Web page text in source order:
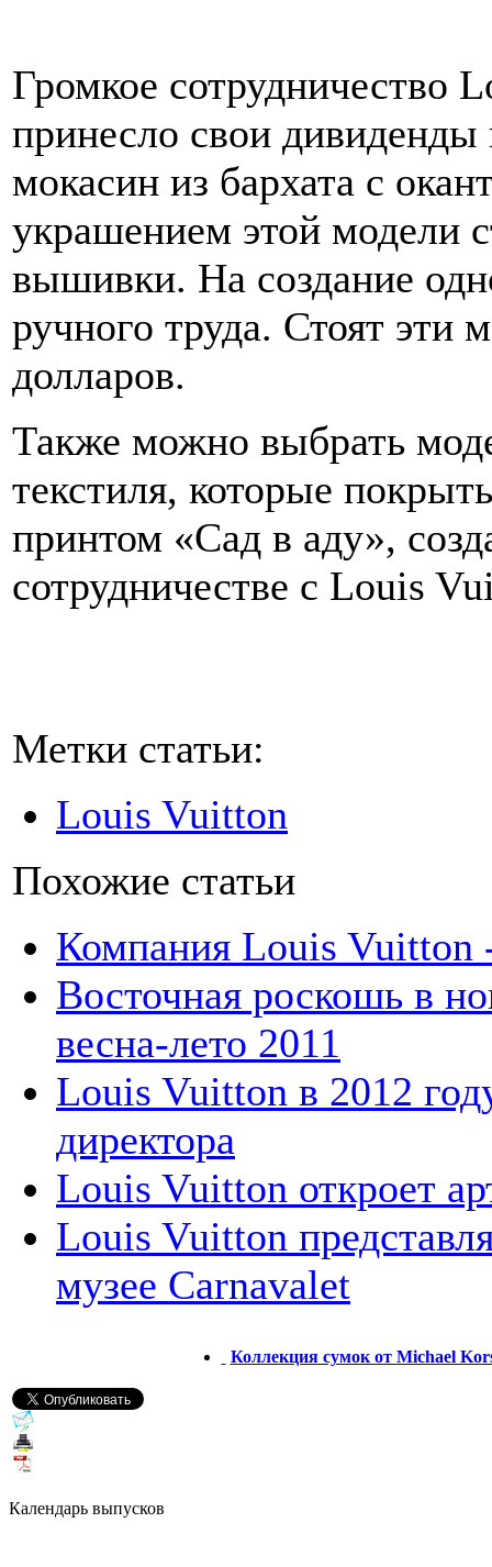
Громкое сотрудничество
принесло свои
мокасин из бархата с
украшением этой модели
вышивки. На создание
ручного труда. Стоят эти
долларов.
Также можно выбрать
текстиля, которые
принтом «Сад в аду»,
сотрудничестве с Louis
Метки статьи:
Louis Vuitton
Похожие статьи
Компания Louis Vuitton
Восточная роскошь в
весна-лето 2011
Louis Vuitton в 2012
директора
Louis Vuitton откроет
Louis Vuitton
музее Carnavalet
Коллекция сумок от Michael
Календарь выпусков